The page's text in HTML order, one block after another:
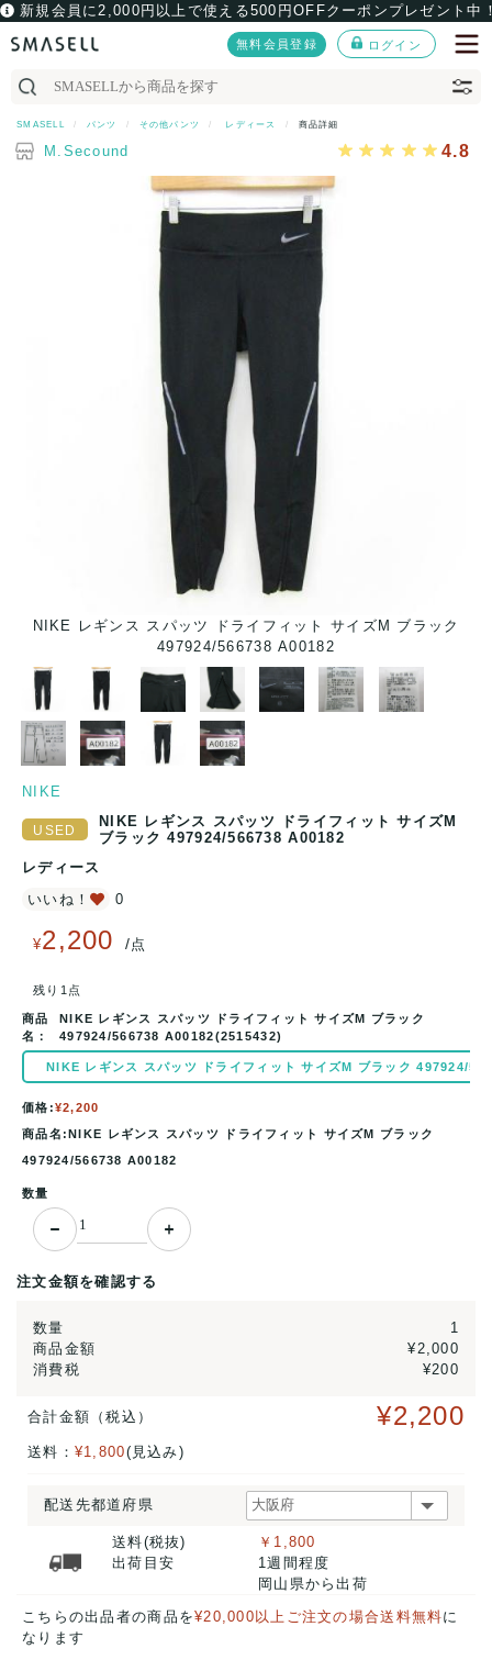
新規会員に2,000円以上で使える500円OFFクーポンプレゼント中
無料会員登録 ログイン
SMASELL パンツ その他パンツ レディース 商品詳細
M.Secound 4.8
NIKE レギンス スパッツ ドライフィット サイズM ブラック
497924/566738 A00182
NIKE
NIKE レギンス スパッツ ドライフィット サイズM
ブラック 497924/566738 A00182
レディース
いいね！
0
¥2,200 /点
残り1点
商品
名：
NIKE レギンス スパッツ ドライフィット サイズM ブラック
497924/566738 A00182(2515432)
NIKE レギンス スパッツ ドライフィット サイズM ブラック 497924/
価格:¥2,200
商品名:NIKE レギンス スパッツ ドライフィット サイズM ブラック
497924/566738 A00182
数量
注文金額を確認する
数量
1
商品金額
¥2,000
消費税
¥200
合計金額（税込） ¥2,200
送料： ¥1,800(見込み)
配送先都道府県
送料(税抜)
出荷目安
￥1,800
1週間程度
岡山県から出荷
こちらの出品者の商品を¥20,000以上ご注文の場合送料無料に
なります